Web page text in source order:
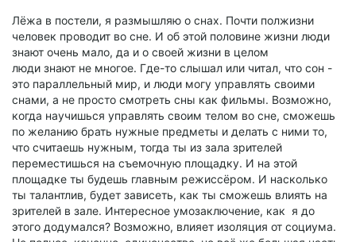
Лёжа в постели, я размышляю о снах. Почти полжизни
человек проводит во сне. И об этой половине жизни люди
знают очень мало, да и о своей жизни в целом
люди знают не многое. Где-то слышал или читал, что сон -
это параллельный мир, и люди могу управлять своими
снами, а не просто смотреть сны как фильмы. Возможно,
когда научишься управлять своим телом во сне, сможешь
по желанию брать нужные предметы и делать с ними то,
что считаешь нужным, тогда ты из зала зрителей
переместишься на съемочную площадку. И на этой
площадке ты будешь главным режиссёром. И насколько
ты талантлив, будет зависеть, как ты сможешь влиять на
зрителей в зале. Интересное умозаключение, как я до
этого додумался? Возможно, влияет изоляция от социума.